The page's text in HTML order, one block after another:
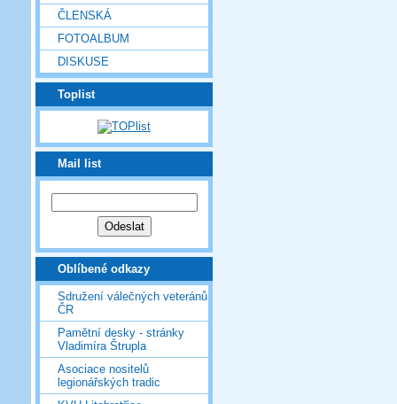
ČLENSKÁ
FOTOALBUM
DISKUSE
Toplist
Mail list
Oblíbené odkazy
Sdružení válečných veteránů
ČR
Pamětní desky - stránky
Vladimíra Štrupla
Asociace nositelů
legionářských tradic